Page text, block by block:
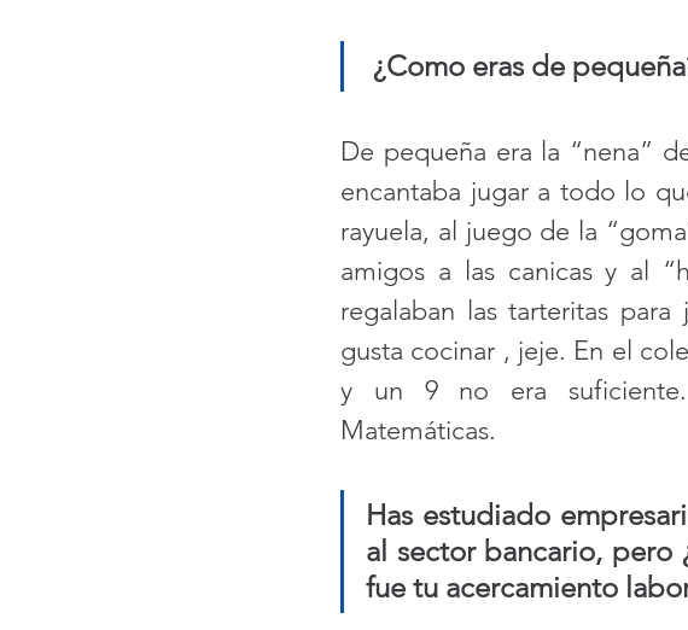
¿Como eras de
De pequeña era la “nena”
encantaba jugar a todo lo
rayuela, al juego de la
amigos a las canicas y al
regalaban las tarteritas
gusta cocinar , jeje. En el
y un 9 no era
Matemáticas.
Has estudiado
al sector bancario, pero
fue tu acercamiento